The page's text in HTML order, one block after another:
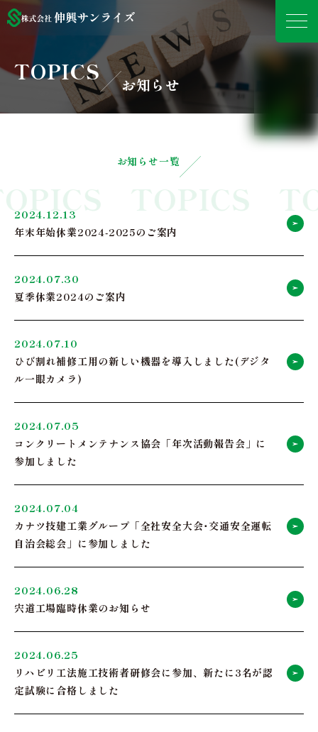
TOPICS お知らせ
TOPICS
お知らせ一覧
2024.12.13
年末年始休業2024-2025のご案内
2024.07.30
夏季休業2024のご案内
2024.07.10
ひび割れ補修工用の新しい機器を導入しました(デジタ
ル一眼カメラ)
2024.07.05
コンクリートメンテナンス協会「年次活動報告会」に
参加しました
2024.07.04
カナツ技建工業グループ「全社安全大会･交通安全運転
自治会総会」に参加しました
2024.06.28
宍道工場臨時休業のお知らせ
2024.06.25
リハビリ工法施工技術者研修会に参加、新たに3名が認
定試験に合格しました